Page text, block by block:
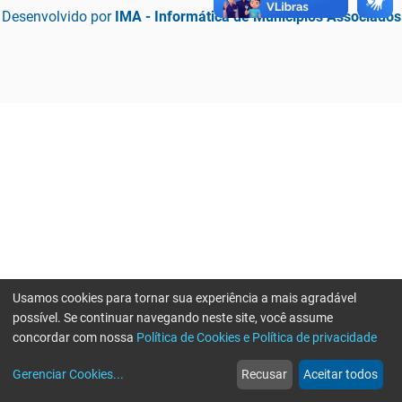
Desenvolvido por IMA - Informática de Municípios Associados
web
Notícias
more_horiz
Mais
Usamos cookies para tornar sua experiência a mais agradável
possível. Se continuar navegando neste site, você assume
concordar com nossa Política de Cookies e Política de privacidade
Gerenciar Cookies... Recusar Aceitar todos
Erro ao enviar informações, por favor tente novamente